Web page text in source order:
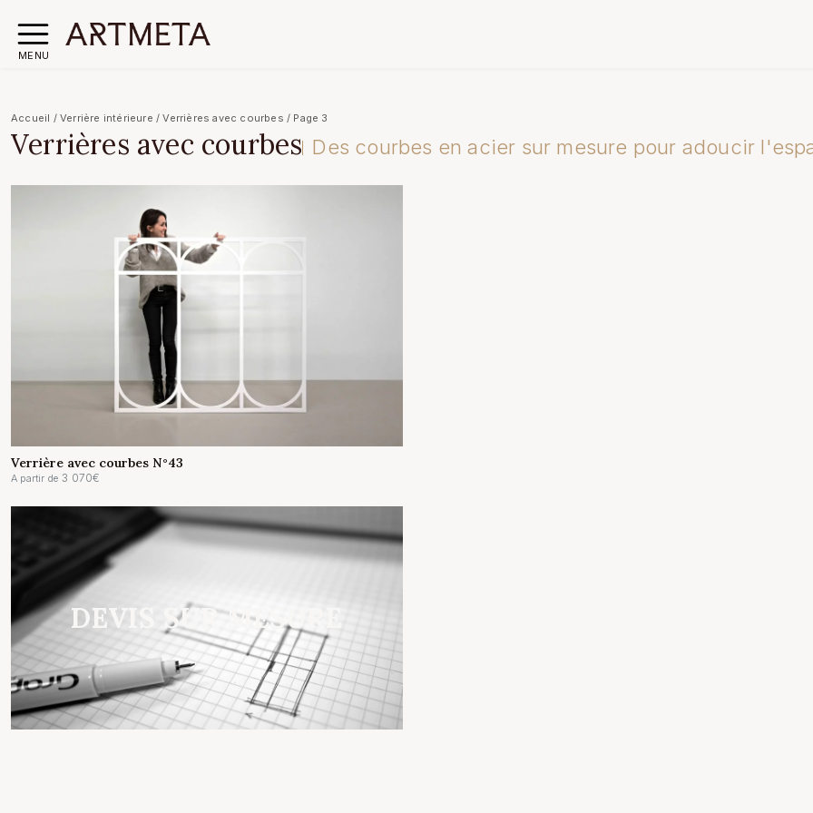
MENU
Accueil /Verrière intérieure /Verrières avec courbes / Page 3
Verrières avec courbes Des courbes en acier sur mesure pour adoucir
Verrière avec courbes N°43
A partir de 3 070€
DEVIS SUR MESURE